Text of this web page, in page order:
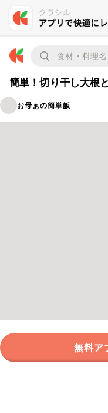
簡単！切り干し大根
お母ぁの簡単飯
無料ア